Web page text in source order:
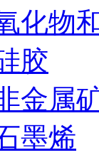
化物
胶
金属
墨烯